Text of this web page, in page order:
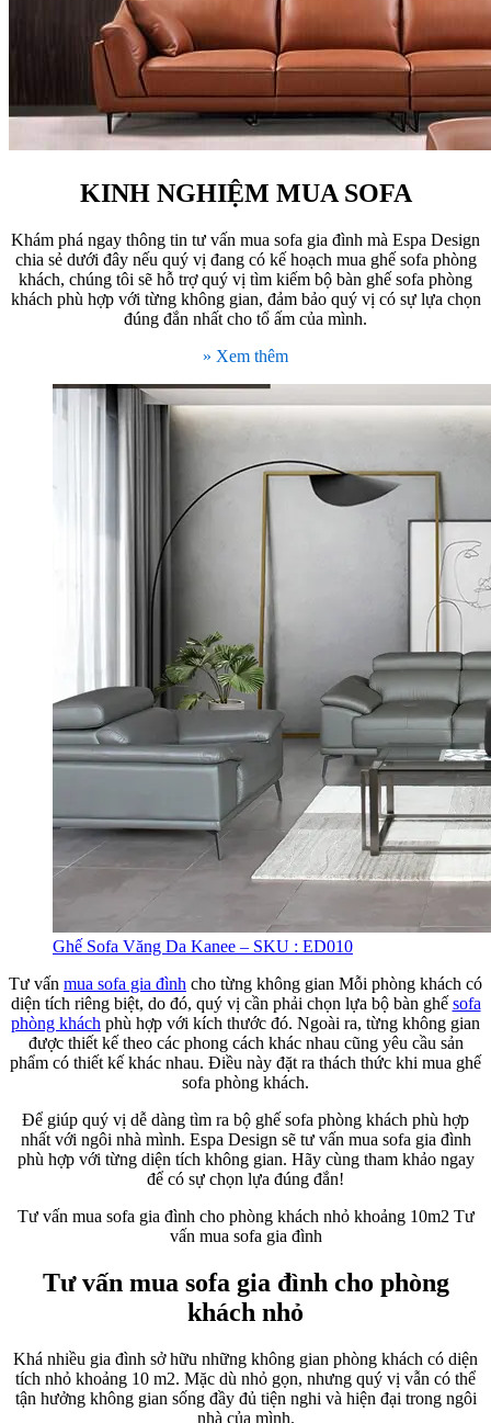
KINH NGHIỆM MUA SOFA
Khám phá ngay thông tin tư vấn mua sofa gia đình mà Espa Design
chia sẻ dưới đây nếu quý vị đang có kế hoạch mua ghế sofa phòng
khách, chúng tôi sẽ hỗ trợ quý vị tìm kiếm bộ bàn ghế sofa phòng
khách phù hợp với từng không gian, đảm bảo quý vị có sự lựa chọn
đúng đắn nhất cho tổ ấm của mình.
» Xem thêm
Ghế Sofa Văng Da Kanee – SKU : ED010
Tư vấn mua sofa gia đình cho từng không gian Mỗi phòng khách có
diện tích riêng biệt, do đó, quý vị cần phải chọn lựa bộ bàn ghế sofa
phòng khách phù hợp với kích thước đó. Ngoài ra, từng không gian
được thiết kế theo các phong cách khác nhau cũng yêu cầu sản
phẩm có thiết kế khác nhau. Điều này đặt ra thách thức khi mua ghế
sofa phòng khách.
Để giúp quý vị dễ dàng tìm ra bộ ghế sofa phòng khách phù hợp
nhất với ngôi nhà mình. Espa Design sẽ tư vấn mua sofa gia đình
phù hợp với từng diện tích không gian. Hãy cùng tham khảo ngay
để có sự chọn lựa đúng đắn!
Tư vấn mua sofa gia đình cho phòng khách nhỏ khoảng 10m2 Tư
vấn mua sofa gia đình
Tư vấn mua sofa gia đình cho phòng
khách nhỏ
Khá nhiều gia đình sở hữu những không gian phòng khách có diện
tích nhỏ khoảng 10 m2. Mặc dù nhỏ gọn, nhưng quý vị vẫn có thể
tận hưởng không gian sống đầy đủ tiện nghi và hiện đại trong ngôi
nhà của mình.